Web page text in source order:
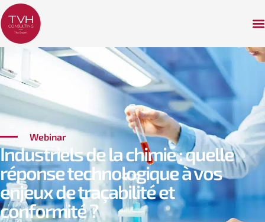
Webinar
Industriels de la chimie : quelle
réponse technologique à vos
enjeux de traçabilité et
conformité ?